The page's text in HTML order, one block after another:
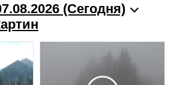
(Cегодня)